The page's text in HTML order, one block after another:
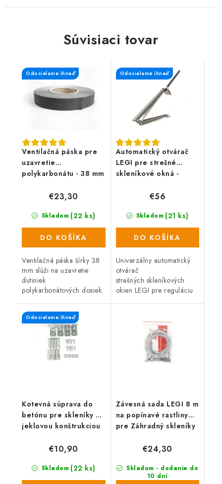
Súvisiaci tovar
Ventilačná páska pre
uzavretie
polykarbonátu - 38 mm
Odosielame ihneď
Skladom (22 ks)
€23,30
DO KOŠÍKA
Ventilačná páska šírky 38
mm slúži na uzavretie
dutiniek
polykarbonátových dosiek.
prachu, machu, hmyzu a
riasam. Zdvojnásobuje
životnosť komôrkového...
Automatický otvárač
LEGI pre strešné
skleníkové okná -
Odosielame ihneď
Skladom (21 ks)
€56
DO KOŠÍKA
Univerzálny automatický
otvárač
strešných skleníkových
okien LEGI pre reguláciu
kompatibilný pre väčšinu
záhradných...
Kotevná súprava do
betónu pre skleníky s
jeklovou konštrukciou
Odosielame ihneď
Skladom (22 ks)
€10,90
Závesná sada LEGI 8 m
na popínavé rastliny
pre Záhradný skleníky
Skladom - dodanie do
10 dní
€24,30